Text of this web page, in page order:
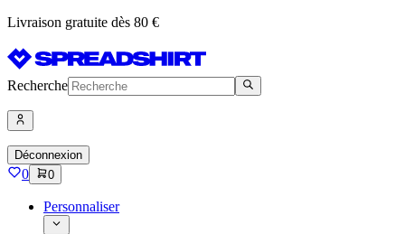
Livraison gratuite dès 80 €
Recherche
Déconnexion
0 0
Personnaliser